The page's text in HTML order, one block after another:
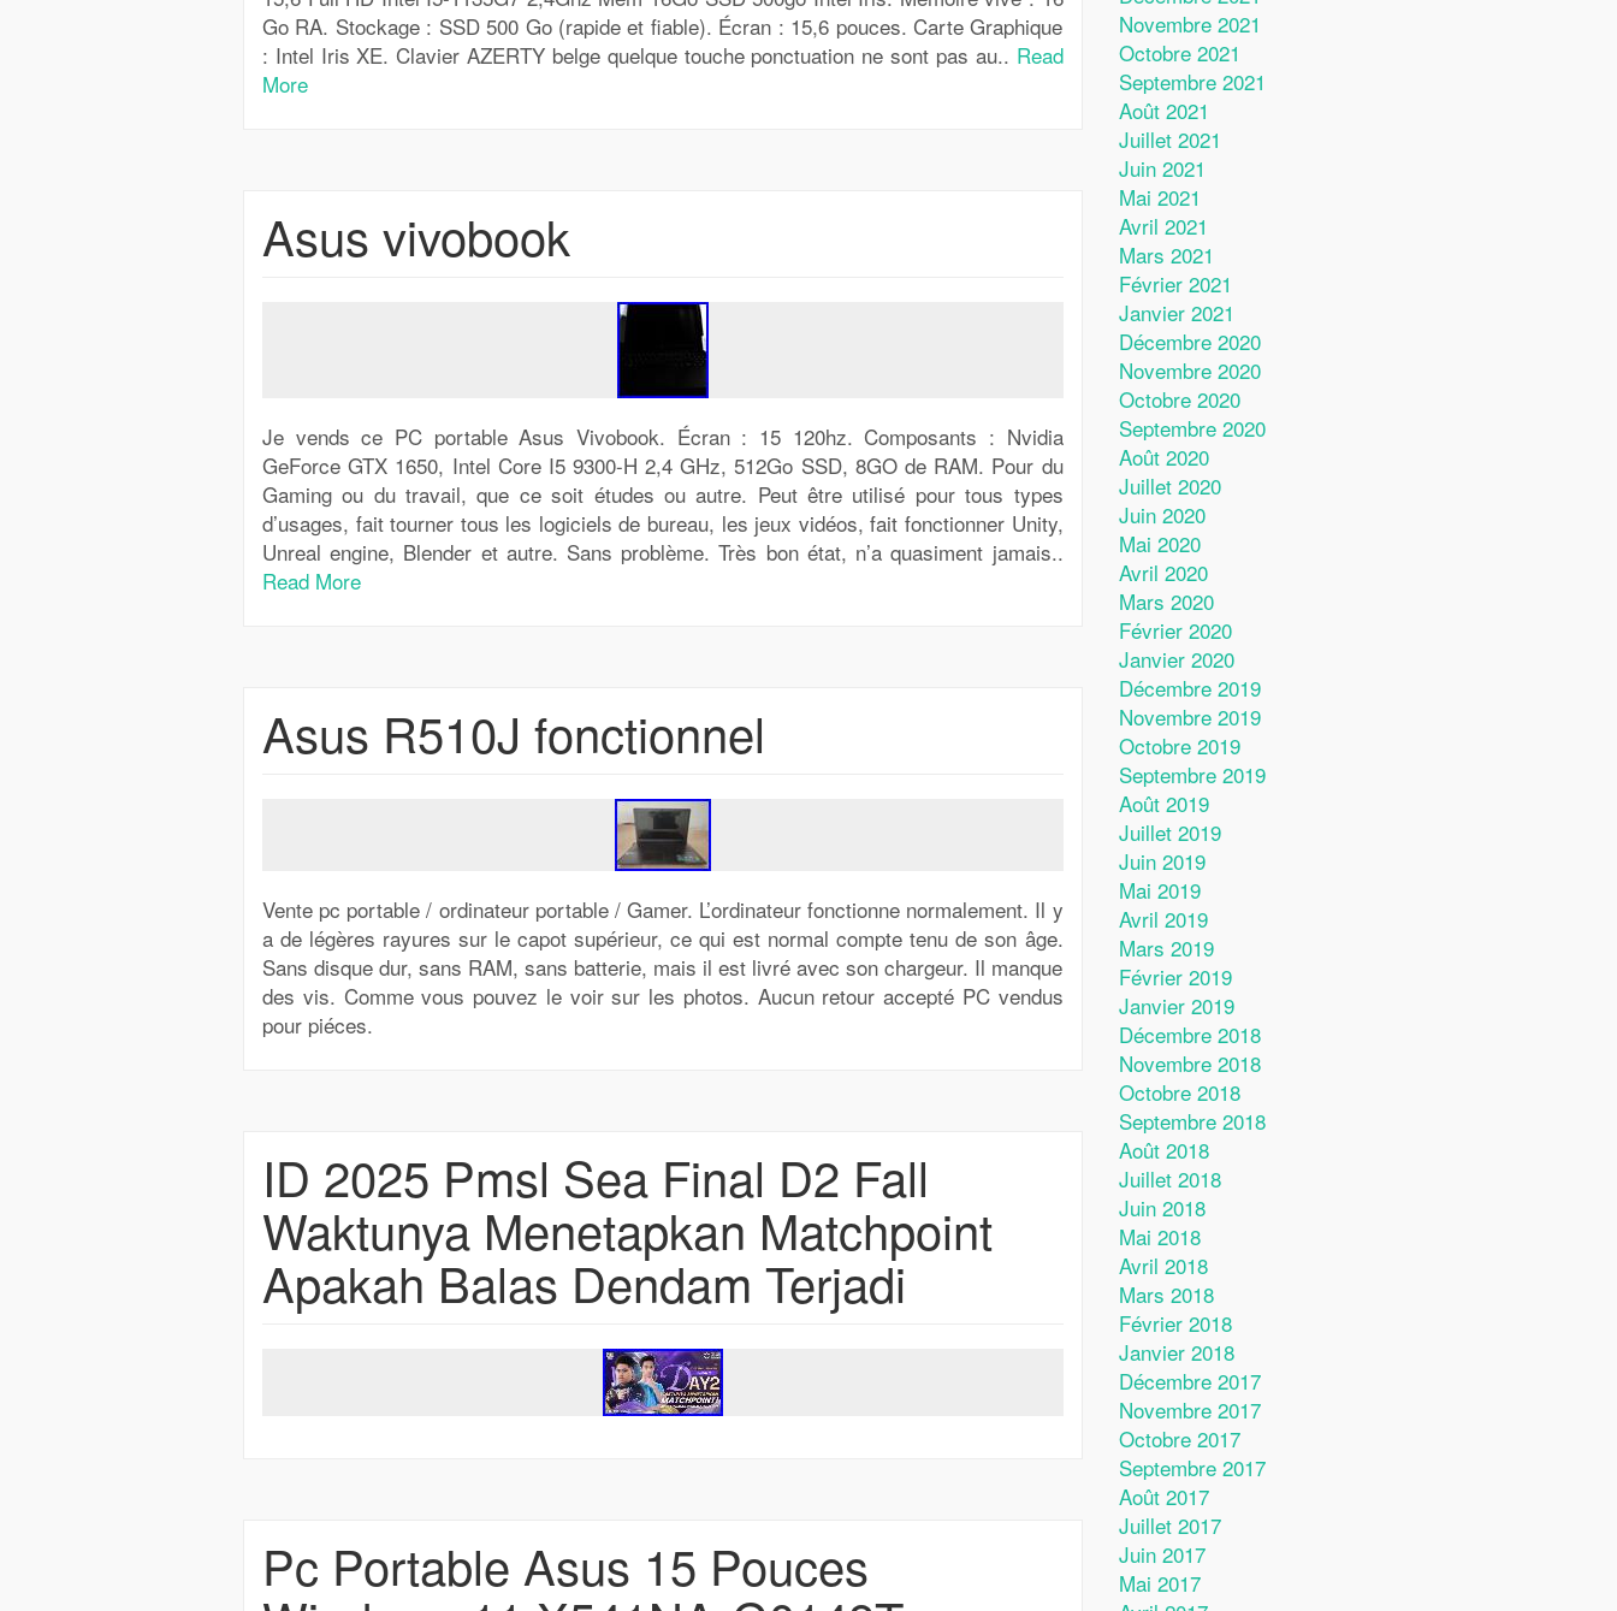
Go RA. Stockage : SSD 500 Go (rapide et fiable). Écran : 15,6 pouces. Carte Graphique
: Intel Iris XE. Clavier AZERTY belge quelque touche ponctuation ne sont pas au.. Read
More
Asus vivobook
Je vends ce PC portable Asus Vivobook. Écran : 15 120hz. Composants : Nvidia
GeForce GTX 1650, Intel Core I5 9300-H 2,4 GHz, 512Go SSD, 8GO de RAM. Pour du
Gaming ou du travail, que ce soit études ou autre. Peut être utilisé pour tous types
d’usages, fait tourner tous les logiciels de bureau, les jeux vidéos, fait fonctionner Unity,
Unreal engine, Blender et autre. Sans problème. Très bon état, n’a quasiment jamais..
Read More
Asus R510J fonctionnel
Vente pc portable / ordinateur portable / Gamer. L’ordinateur fonctionne normalement. Il y
a de légères rayures sur le capot supérieur, ce qui est normal compte tenu de son âge.
Sans disque dur, sans RAM, sans batterie, mais il est livré avec son chargeur. Il manque
des vis. Comme vous pouvez le voir sur les photos. Aucun retour accepté PC vendus
pour piéces.
ID 2025 Pmsl Sea Final D2 Fall
Waktunya Menetapkan Matchpoint
Apakah Balas Dendam Terjadi
Pc Portable Asus 15 Pouces
Novembre 2021
Octobre 2021
Septembre 2021
Août 2021
Juillet 2021
Juin 2021
Mai 2021
Avril 2021
Mars 2021
Février 2021
Janvier 2021
Décembre 2020
Novembre 2020
Octobre 2020
Septembre 2020
Août 2020
Juillet 2020
Juin 2020
Mai 2020
Avril 2020
Mars 2020
Février 2020
Janvier 2020
Décembre 2019
Novembre 2019
Octobre 2019
Septembre 2019
Août 2019
Juillet 2019
Juin 2019
Mai 2019
Avril 2019
Mars 2019
Février 2019
Janvier 2019
Décembre 2018
Novembre 2018
Octobre 2018
Septembre 2018
Août 2018
Juillet 2018
Juin 2018
Mai 2018
Avril 2018
Mars 2018
Février 2018
Janvier 2018
Décembre 2017
Novembre 2017
Octobre 2017
Septembre 2017
Août 2017
Juillet 2017
Juin 2017
Mai 2017